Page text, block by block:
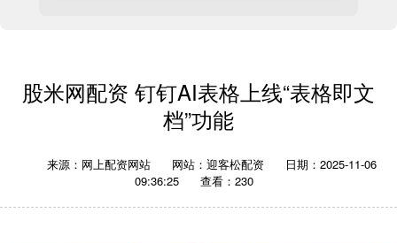
股米网配资 钉钉AI表格上线“表格即文
档”功能
来源：网上配资网站 网站：迎客松配资
日期：2025-11-06
09:36:25
查看：230